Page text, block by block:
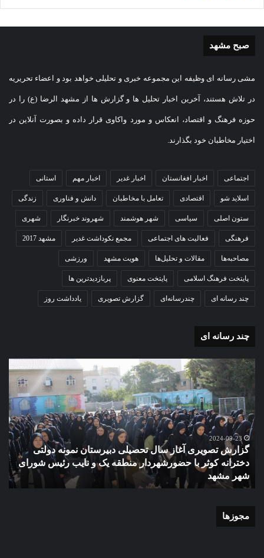
صبح مشهد
مشی رسانه ای وظیفه این مجموعه خبری و تحلیلی خواهد بود و اعضاء تحریریه
در تلاش هستند، آخرین اخبار تحلیل ها و گزارش ها از مشهد الرضا (ع) را در
حوزه فرهنگ و اقتصاد، انعکاس و مورد واکاوی قرار داده و بصورت آنلاین در
اختیار مخاطبان خود بگذارند.
اجتماعی اخبار افغانستان اخبار غدیر اخبار مهم استانی
اسلاید شو اقتصادی تعامل با مخاطبان دانش و فناوری زندگی
ستون اصلی سیاسی شهر هوشمند شهروند خبرنگار شهری
فرهنگی فعالیت های اجتماعی مجمع نکوداشت غدیر مشهد 2017
مصاحبه‌ها مقالات و تحلیل‌ها هویت مشهد ورزشی
پایتخت فرهنگ اسلامی پایتخت معنوی پربازدیدترین ها
چند رسانه ای چندرسانه‌ای گزارش تصویری یادداشت روز
چند رسانه ای
گزارش
تصویری
آغاز
سال
تحصیلی
دبیرستان
نمونه
دولتی
دخترانه
کوثر
با
2024-09-23
گزارش تصویری آغاز سال تحصیلی دبیرستان نمونه دولتی
دخترانه کوثر با حضورشهردار منطقه یک و نایب رئیس شورای
شهر مشهد
مجوزها